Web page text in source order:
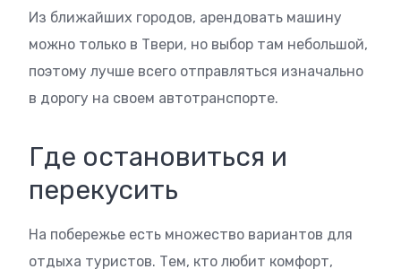
Из ближайших городов, арендовать машину
можно только в Твери, но выбор там небольшой,
поэтому лучше всего отправляться изначально
в дорогу на своем автотранспорте.
Где остановиться и
перекусить
На побережье есть множество вариантов для
отдыха туристов. Тем, кто любит комфорт,